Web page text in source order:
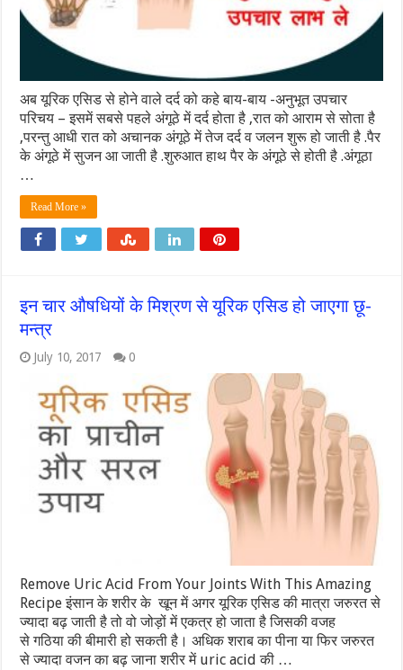
अब यूरिक एसिड से होने वाले दर्द को कहे बाय-बाय -अनुभूत उपचार
परिचय – इसमें सबसे पहले अंगूठे में दर्द होता है ,रात को आराम से सोता है
,परन्तु आधी रात को अचानक अंगूठे में तेज दर्द व जलन शुरू हो जाती है .पैर
के अंगूठे में सुजन आ जाती है .शुरुआत हाथ पैर के अंगूठे से होती है .अंगूठा
…
Read More »
इन चार औषधियों के मिश्रण से यूरिक एसिड हो जाएगा छू-
मन्त्र
July 10, 2017 0
Remove Uric Acid From Your Joints With This Amazing
Recipe इंसान के शरीर के खून में अगर यूरिक एसिड की मात्रा जरुरत से
ज्यादा बढ़ जाती है तो वो जोड़ों में एकत्र हो जाता है जिसकी वजह
से गठिया की बीमारी हो सकती है। अधिक शराब का पीना या फिर जरुरत
से ज्यादा वजन का बढ़ जाना शरीर में uric acid की …